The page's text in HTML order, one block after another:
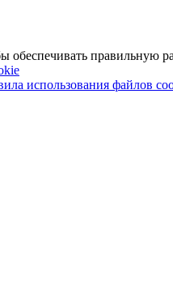
правильную
использования файлов